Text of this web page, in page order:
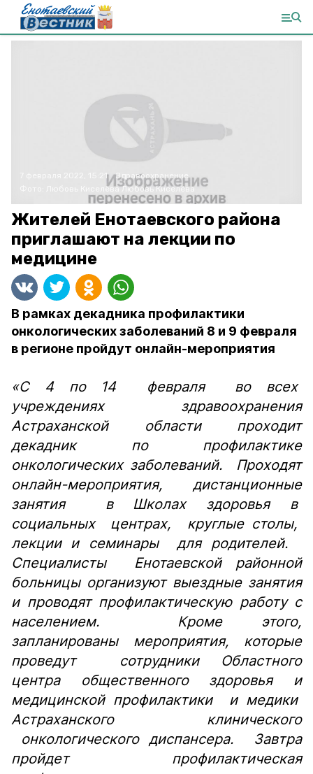
7 февраля 2022, 15:21
Здравоохранение
Любовь Киселёва Любовь Киселёва
Жителей Енотаевского района
приглашают на лекции по
медицине
В рамках декадника профилактики
онкологических заболеваний 8 и 9 февраля
в регионе пройдут онлайн-мероприятия
«С 4 по 14 февраля во всех
учреждениях здравоохранения
Астраханской области проходит
декадник по профилактике
онкологических заболеваний. Проходят
онлайн-мероприятия, дистанционные
занятия в Школах здоровья в
социальных центрах, круглые столы,
лекции и семинары для родителей.
Специалисты Енотаевской районной
больницы организуют выездные занятия
и проводят профилактическую работу с
населением. Кроме этого,
запланированы мероприятия, которые
проведут сотрудники Областного
центра общественного здоровья и
медицинской профилактики и медики
Астраханского клинического
онкологического диспансера. Завтра
пройдет профилактическая